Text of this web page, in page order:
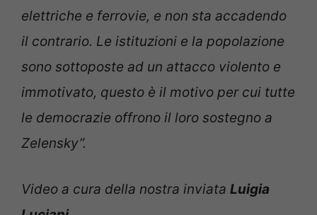
elettriche e ferrovie, e non sta accadendo
il contrario. Le istituzioni e la popolazione
sono sottoposte ad un attacco violento e
immotivato, questo è il motivo per cui tutte
le democrazie offrono il loro sostegno a
Zelensky”.
Video a cura della nostra inviata Luigia